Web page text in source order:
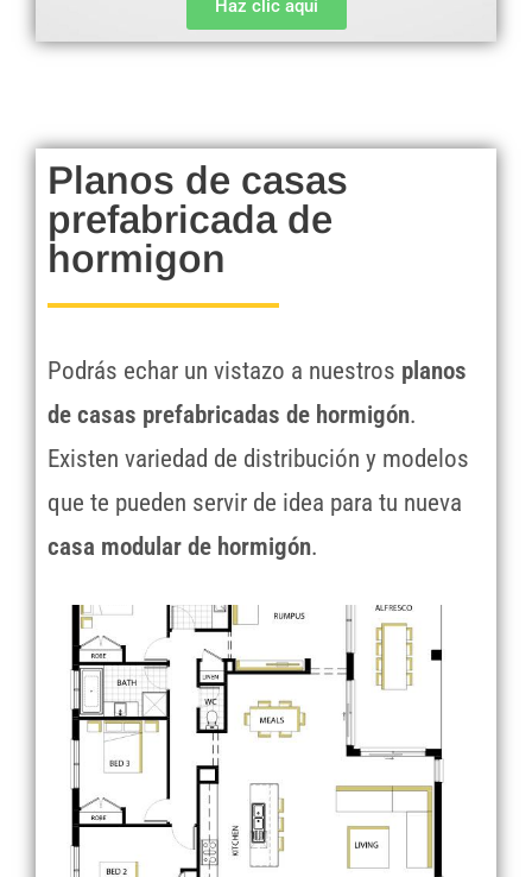
Haz clic aquí
Planos de casas
prefabricada de
hormigon
Podrás echar un vistazo a nuestros planos
de casas prefabricadas de hormigón.
Existen variedad de distribución y modelos
que te pueden servir de idea para tu nueva
casa modular de hormigón.